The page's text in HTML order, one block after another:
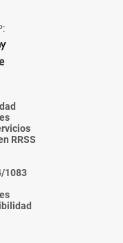
de
La
Voz
RRSS
1083